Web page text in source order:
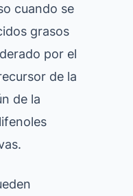
cuando se
grasos
por el
de la
de la